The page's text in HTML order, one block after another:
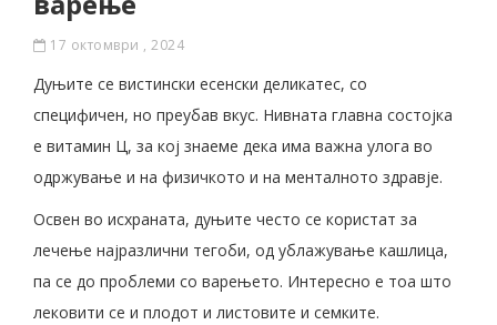
17 октомври , 2024
Дуњите се вистински есенски деликатес, со
специфичен, но преубав вкус. Нивната главна состојка
е витамин Ц, за кој знаеме дека има важна улога во
одржување и на физичкото и на менталното здравје.
Освен во исхраната, дуњите често се користат за
лечење најразлични тегоби, од ублажување кашлица,
па се до проблеми со варењето. Интересно е тоа што
лековити се и плодот и листовите и семките.